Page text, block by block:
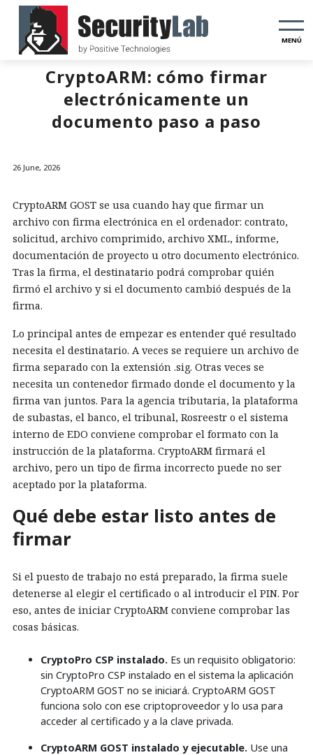
MENÚ
CryptoARM: cómo firmar
electrónicamente un
documento paso a paso
26 June, 2026
CryptoARM GOST se usa cuando hay que firmar un
archivo con firma electrónica en el ordenador: contrato,
solicitud, archivo comprimido, archivo XML, informe,
documentación de proyecto u otro documento electrónico.
Tras la firma, el destinatario podrá comprobar quién
firmó el archivo y si el documento cambió después de la
firma.
Lo principal antes de empezar es entender qué resultado
necesita el destinatario. A veces se requiere un archivo de
firma separado con la extensión .sig. Otras veces se
necesita un contenedor firmado donde el documento y la
firma van juntos. Para la agencia tributaria, la plataforma
de subastas, el banco, el tribunal, Rosreestr o el sistema
interno de EDO conviene comprobar el formato con la
instrucción de la plataforma. CryptoARM firmará el
archivo, pero un tipo de firma incorrecto puede no ser
aceptado por la plataforma.
Qué debe estar listo antes de
firmar
Si el puesto de trabajo no está preparado, la firma suele
detenerse al elegir el certificado o al introducir el PIN. Por
eso, antes de iniciar CryptoARM conviene comprobar las
cosas básicas.
CryptoPro CSP instalado. Es un requisito obligatorio:
sin CryptoPro CSP instalado en el sistema la aplicación
CryptoARM GOST no se iniciará. CryptoARM GOST
funciona solo con ese criptoproveedor y lo usa para
acceder al certificado y a la clave privada.
CryptoARM GOST instalado y ejecutable. Use una